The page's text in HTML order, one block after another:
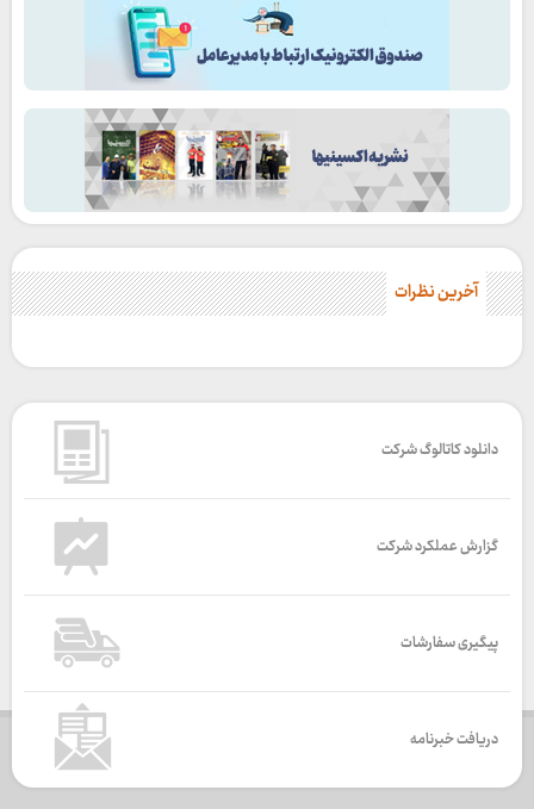
آخرین نظرات
دانلود کاتالوگ شرکت
گزارش عملکرد شرکت
پیگیری سفارشات
دریافت خبرنامه